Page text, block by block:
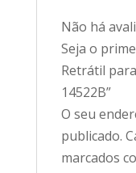
Não há
Seja o
Retrátil
14522B”
O seu
publicado.
marcados